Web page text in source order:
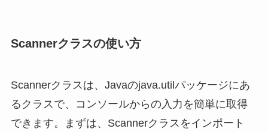
Scannerクラスの使い方
Scannerクラスは、Javaのjava.utilパッケージにあ
るクラスで、コンソールからの入力を簡単に取得
できます。まずは、Scannerクラスをインポート